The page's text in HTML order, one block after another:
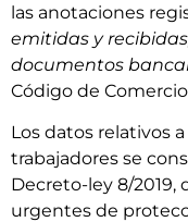
las anotaciones
emitidas y
documentos
Código de
Los datos relativos
trabajadores se
Decreto-ley 8/2019,
urgentes de